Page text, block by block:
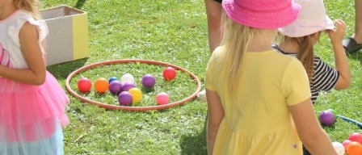
tiekamies IKT ' 23-24
darba projekts Nr.2023-1-LV02-
VJT-000114519
projekts " We are full of wonder"